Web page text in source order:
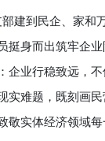
到民企、家和万
挺身而出筑牢企
企业行稳致远，
实难题，既刻画
敬实体经济领域每